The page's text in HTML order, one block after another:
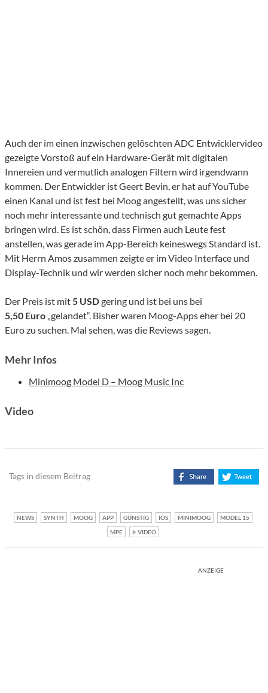
Auch der im einen inzwischen gelöschten ADC Entwicklervideo
gezeigte Vorstoß auf ein Hardware-Gerät mit digitalen
Innereien und vermutlich analogen Filtern wird irgendwann
kommen. Der Entwickler ist Geert Bevin, er hat auf YouTube
einen Kanal und ist fest bei Moog angestellt, was uns sicher
noch mehr interessante und technisch gut gemachte Apps
bringen wird. Es ist schön, dass Firmen auch Leute fest
anstellen, was gerade im App-Bereich keineswegs Standard ist.
Mit Herrn Amos zusammen zeigte er im Video Interface und
Display-Technik und wir werden sicher noch mehr bekommen.
Der Preis ist mit5 USDgering und ist bei uns bei
5,50 Euro „gelandet“. Bisher waren Moog-Apps eher bei 20
Euro zu suchen. Mal sehen, was die Reviews sagen.
Mehr Infos
Minimoog Model D – Moog Music Inc
Video
Tags in diesem Beitrag
NEWS SYNTH MOOG APP GÜNSTIG IOS MINIMOOG
MODEL 15
MPE
VIDEO
ANZEIGE